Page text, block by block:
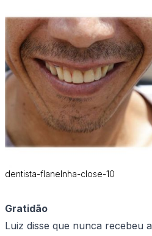
dentista-flanelnha-close-10
Gratidão
Luiz disse que nunca recebeu